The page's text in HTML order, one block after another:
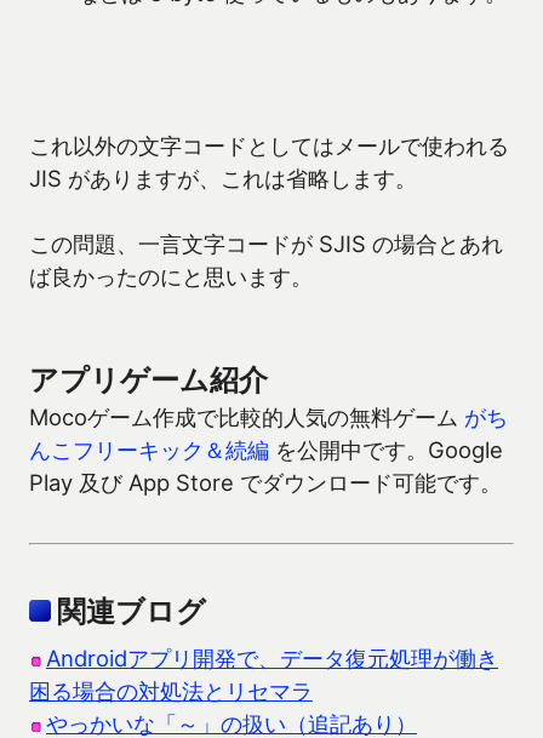
これ以外の文字コードとしてはメールで使われる
JIS がありますが、これは省略します。
この問題、一言文字コードが SJIS の場合とあれ
ば良かったのにと思います。
アプリゲーム紹介
Mocoゲーム作成で比較的人気の無料ゲーム がち
んこフリーキック＆続編 を公開中です。Google
Play 及び App Store でダウンロード可能です。
関連ブログ
Androidアプリ開発で、データ復元処理が働き
困る場合の対処法とリセマラ
やっかいな「～」の扱い（追記あり）